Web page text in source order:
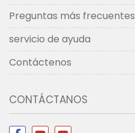
Preguntas más frecuentes
servicio de ayuda
Contáctenos
CONTÁCTANOS